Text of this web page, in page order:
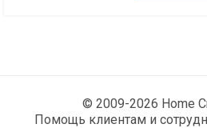
© 2009-2026 Home
Помощь клиентам и